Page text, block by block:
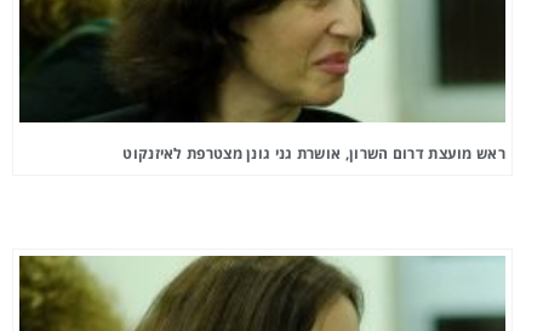
ראש מועצת דרום השרון, אושרת גני גונן מצטרפת לאיזנקוט